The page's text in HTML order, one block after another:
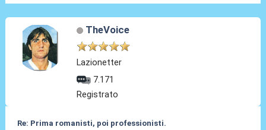
TheVoice
Lazionetter
7.171
Registrato
Re: Prima romanisti, poi professionisti.